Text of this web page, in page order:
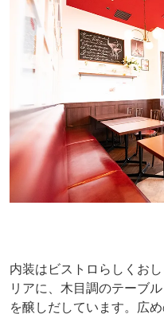
内装はビストロらしくお
リアに、木目調のテーブ
を醸しだしています。広